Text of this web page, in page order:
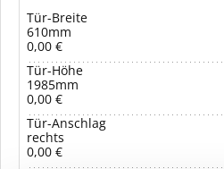
Tür-Breite
610mm
0,00 €
Tür-Höhe
1985mm
0,00 €
Tür-Anschlag
rechts
0,00 €